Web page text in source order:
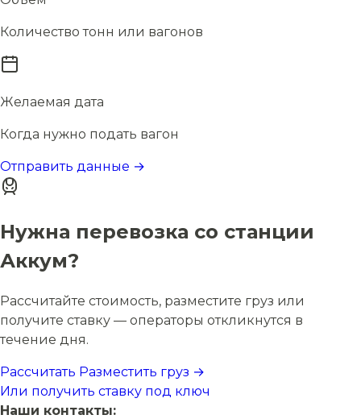
Количество тонн или вагонов
Желаемая дата
Когда нужно подать вагон
Отправить данные →
Нужна перевозка со станции
Аккум?
Рассчитайте стоимость, разместите груз или
получите ставку — операторы откликнутся в
течение дня.
Рассчитать Разместить груз →
Или получить ставку под ключ
Наши контакты: